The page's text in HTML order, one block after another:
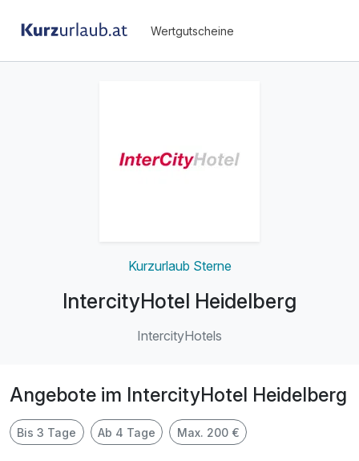
Wertgutscheine
Kurzurlaub Sterne
IntercityHotel Heidelberg
IntercityHotels
Angebote im IntercityHotel Heidelberg
Bis 3 Tage Ab 4 Tage Max. 200 €